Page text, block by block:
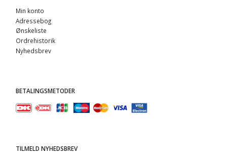
Min konto
Adressebog
Ønskeliste
Ordrehistorik
Nyhedsbrev
BETALINGSMETODER
TILMELD NYHEDSBREV